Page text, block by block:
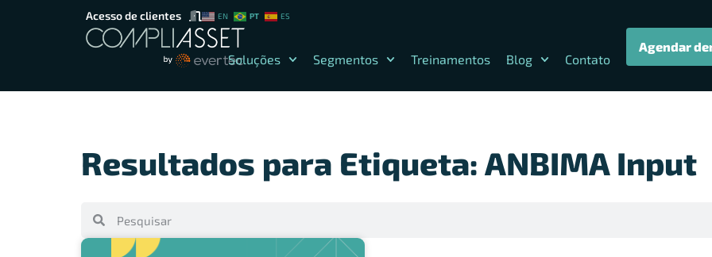
Acesso de clientes EN PT ES
Soluções Segmentos Treinamentos Blog Contato
Agendar
Resultados para Etiqueta: ANBIMA Input